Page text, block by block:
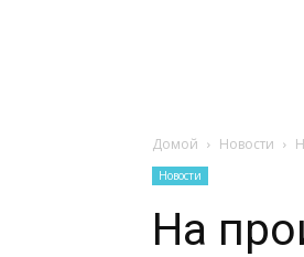
Домой Новости
Новости
На